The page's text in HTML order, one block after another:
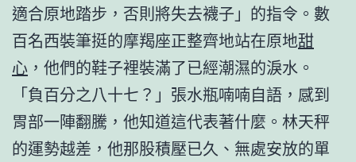
適合原地踏步，否則將失去襪子」的指令。數
百名西裝筆挺的摩羯座正整齊地站在原地甜
心 ，他們的鞋子裡裝滿了已經潮濕的淚水。
「負百分之八十七？」張水瓶喃喃自語，感到
胃部一陣翻騰，他知道這代表著什麼。林天秤
的運勢越差，他那股積壓已久、無處安放的單